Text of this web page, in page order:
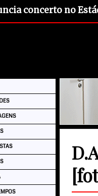
concerto no